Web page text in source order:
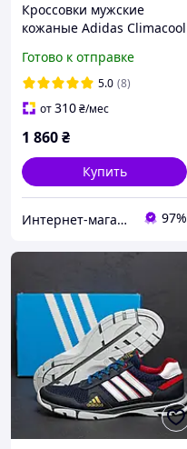
Кроссовки мужские
кожаные Adidas Climacool
Готово к отправке
5.0 (8)
от310₴/мес
1 860₴
Купить
Интернет-магазин «Step Master» 97%